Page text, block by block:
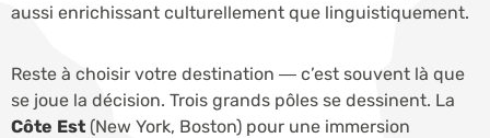
aussi enrichissant culturellement que linguistiquement.
Reste à choisir votre destination — c’est souvent là que
se joue la décision. Trois grands pôles se dessinent. La
Côte Est (New York, Boston) pour une immersion